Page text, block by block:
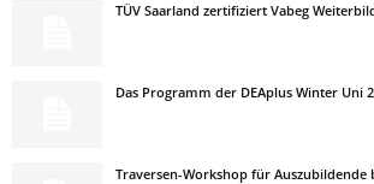
TÜV Saarland zertifiziert Vabeg
Das Programm der DEAplus Winter Uni
Traversen-Workshop für Auszubildende